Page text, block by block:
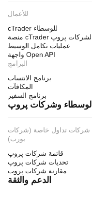
للأعمال
cTrader للوسطاء
منصة cTrader لشركات پروپ
عمليات تكامل الوسيط
واجهة Open API
البرامج
برنامج الانتساب
المكافآت
برنامج السفير
الوسطاء وشركات پروپ
شركات تداول خاصة (شركات
بورب)
قائمة شركات پروپ
تحديات شركات پروپ
مقارنة شركات پروب
الدعم والثقة